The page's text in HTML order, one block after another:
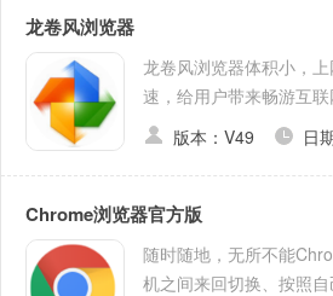
龙卷风浏览器
龙卷风浏览器体积小，
速，给用户带来畅游互
版本：V49
日
Chrome浏览器官方版
随时随地，无所不能
机之间来回切换、按照